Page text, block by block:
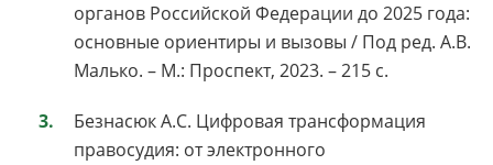
органов Российской Федерации до 2025 года:
основные ориентиры и вызовы / Под ред. А.В.
Малько. – М.: Проспект, 2023. – 215 с.
Безнасюк А.С. Цифровая трансформация
правосудия: от электронного